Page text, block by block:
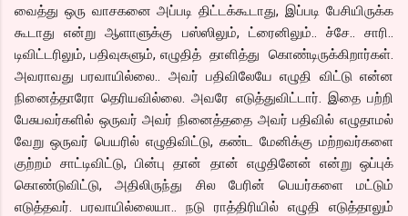
வைத்து ஒரு வாசகனை அப்படி திட்டக்கூடாது, இப்படி பேசியிருக்க
கூடாது என்று ஆளாளுக்கு பஸ்ஸிலும், ட்ரைனிலும்.. ச்சே.. சாரி..
டிவிட்டரிலும், பதிவுகளும், எழுதித் தாளித்து கொண்டிருக்கிறார்கள்.
அவராவது பரவாயில்லை.. அவர் பதிவிலேயே எழுதி விட்டு என்ன
நினைத்தாரோ தெரியவில்லை. அவரே எடுத்துவிட்டார். இதை பற்றி
பேசுபவர்களில் ஒருவர் அவர் நினைத்ததை அவர் பதிவில் எழுதாமல்
வேறு ஒருவர் பெயரில் எழுதிவிட்டு, கண்ட மேனிக்கு மற்றவர்களை
குற்றம் சாட்டிவிட்டு, பின்பு தான் தான் எழுதினேன் என்று ஒப்புக்
கொண்டுவிட்டு, அதிலிருந்து சில பேரின் பெயர்களை மட்டும்
எடுத்தவர். பரவாயில்லையா.. நடு ராத்திரியில் எழுதி எடுத்தாலும்